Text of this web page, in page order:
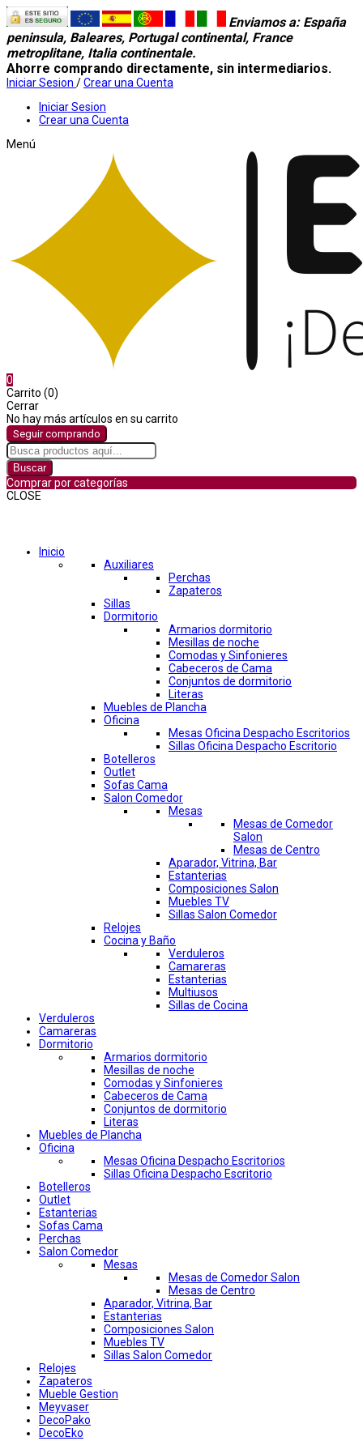
Enviamos a: España
peninsula, Baleares, Portugal continental, France
metroplitane, Italia continentale.
Ahorre comprando directamente, sin intermediarios.
Iniciar Sesion /Crear una Cuenta
Iniciar Sesion
Crear una Cuenta
Menú
0
Carrito (0)
Cerrar
No hay más artículos en su carrito
Seguir comprando
Buscar
Comprar por categorías
CLOSE
Inicio
Auxiliares
Perchas
Zapateros
Sillas
Dormitorio
Armarios dormitorio
Mesillas de noche
Comodas y Sinfonieres
Cabeceros de Cama
Conjuntos de dormitorio
Literas
Muebles de Plancha
Oficina
Mesas Oficina Despacho Escritorios
Sillas Oficina Despacho Escritorio
Botelleros
Outlet
Sofas Cama
Salon Comedor
Mesas
Mesas de Comedor
Salon
Mesas de Centro
Aparador, Vitrina, Bar
Estanterias
Composiciones Salon
Muebles TV
Sillas Salon Comedor
Relojes
Cocina y Baño
Verduleros
Camareras
Estanterias
Multiusos
Sillas de Cocina
Verduleros
Camareras
Dormitorio
Armarios dormitorio
Mesillas de noche
Comodas y Sinfonieres
Cabeceros de Cama
Conjuntos de dormitorio
Literas
Muebles de Plancha
Oficina
Mesas Oficina Despacho Escritorios
Sillas Oficina Despacho Escritorio
Botelleros
Outlet
Estanterias
Sofas Cama
Perchas
Salon Comedor
Mesas
Mesas de Comedor Salon
Mesas de Centro
Aparador, Vitrina, Bar
Estanterias
Composiciones Salon
Muebles TV
Sillas Salon Comedor
Relojes
Zapateros
Mueble Gestion
Meyvaser
DecoPako
DecoEko